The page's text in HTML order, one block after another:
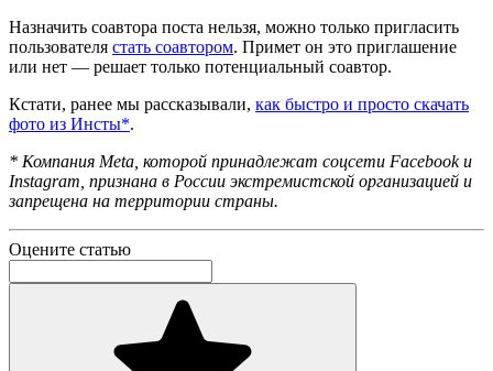
Назначить соавтора поста нельзя, можно только пригласить
пользователя стать соавтором. Примет он это приглашение
или нет — решает только потенциальный соавтор.
Кстати, ранее мы рассказывали, как быстро и просто скачать
фото из Инсты*.
* Компания Meta, которой принадлежат соцсети Facebook и
Instagram, признана в России экстремистской организацией и
запрещена на территории страны.
Оцените статью